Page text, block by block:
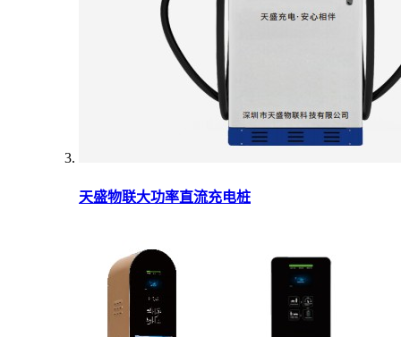
天盛物联大功率直流充电桩